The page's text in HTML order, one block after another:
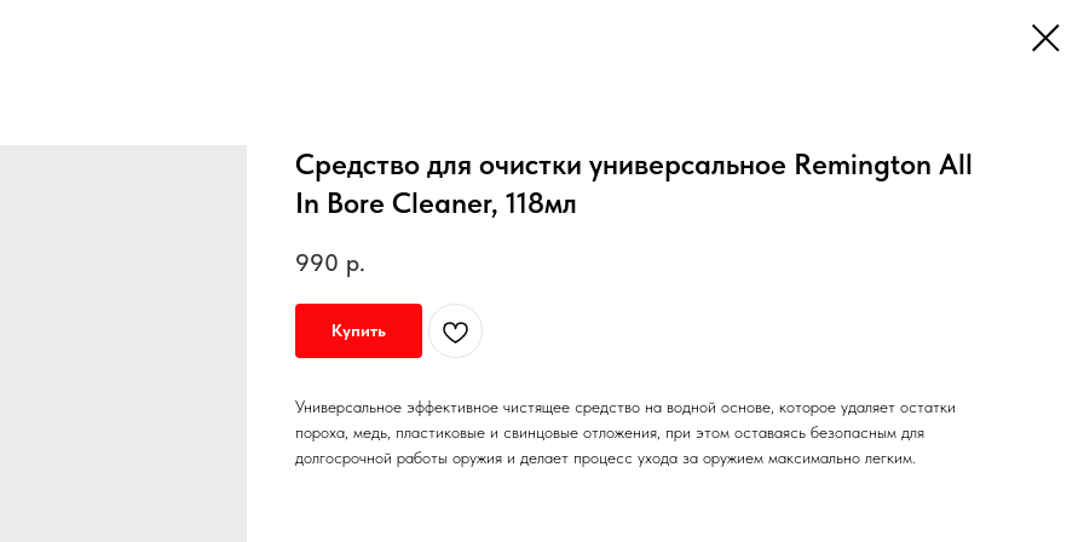
Средство для очистки универсальное Remington All
In Bore Cleaner, 118мл
990 р.
Купить
Универсальное эффективное чистящее средство на водной основе, которое удаляет остатки
пороха, медь, пластиковые и свинцовые отложения, при этом оставаясь безопасным для
долгосрочной работы оружия и делает процесс ухода за оружием максимально легким.